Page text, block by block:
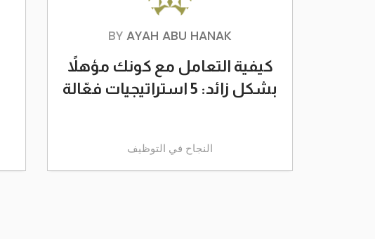
BY AYAH ABU HANAK
كيفية التعامل مع كونك مؤهلاً
بشكل زائد: 5 استراتيجيات فعّالة
النجاح في التوظيف